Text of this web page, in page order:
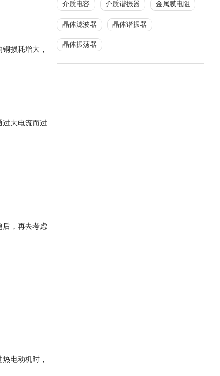
损耗增大，
过大电流而过
后，再去考虑
电动机时，
介质电容 介质谐振器 金属膜电阻
晶体滤波器 晶体谐振器
晶体振荡器